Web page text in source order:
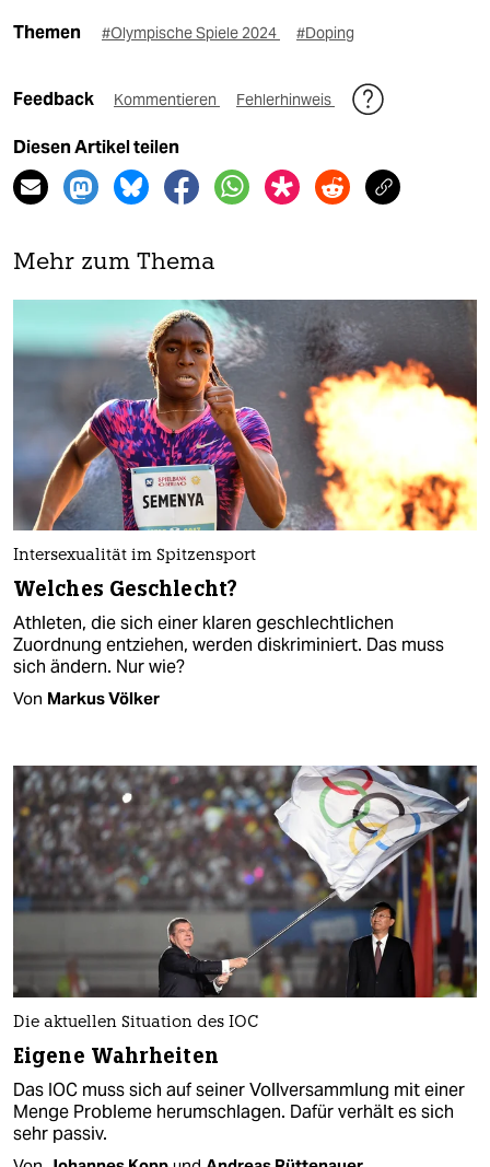
Themen #Olympische Spiele 2024 #Doping
Feedback Kommentieren Fehlerhinweis
Diesen Artikel teilen
Mehr zum Thema
Intersexualität im Spitzensport
Welches Geschlecht?
Athleten, die sich einer klaren geschlechtlichen
Zuordnung entziehen, werden diskriminiert. Das muss
sich ändern. Nur wie?
Von Markus Völker
Die aktuellen Situation des IOC
Eigene Wahrheiten
Das IOC muss sich auf seiner Vollversammlung mit einer
Menge Probleme herumschlagen. Dafür verhält es sich
sehr passiv.